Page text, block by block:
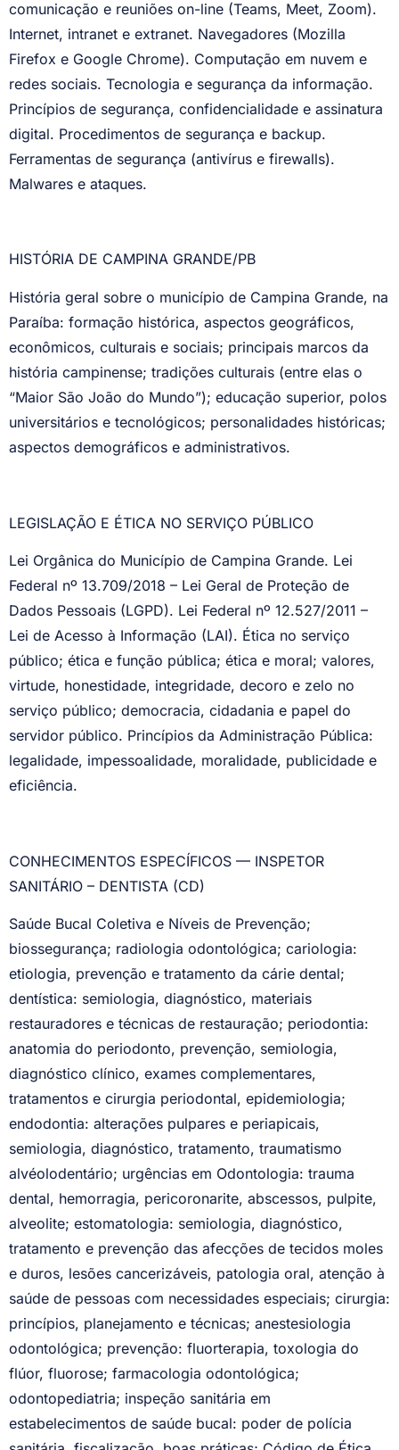
comunicação e reuniões on-line (Teams, Meet, Zoom).
Internet, intranet e extranet. Navegadores (Mozilla
Firefox e Google Chrome). Computação em nuvem e
redes sociais. Tecnologia e segurança da informação.
Princípios de segurança, confidencialidade e assinatura
digital. Procedimentos de segurança e backup.
Ferramentas de segurança (antivírus e firewalls).
Malwares e ataques.
HISTÓRIA DE CAMPINA GRANDE/PB
História geral sobre o município de Campina Grande, na
Paraíba: formação histórica, aspectos geográficos,
econômicos, culturais e sociais; principais marcos da
história campinense; tradições culturais (entre elas o
“Maior São João do Mundo”); educação superior, polos
universitários e tecnológicos; personalidades históricas;
aspectos demográficos e administrativos.
LEGISLAÇÃO E ÉTICA NO SERVIÇO PÚBLICO
Lei Orgânica do Município de Campina Grande. Lei
Federal nº 13.709/2018 – Lei Geral de Proteção de
Dados Pessoais (LGPD). Lei Federal nº 12.527/2011 –
Lei de Acesso à Informação (LAI). Ética no serviço
público; ética e função pública; ética e moral; valores,
virtude, honestidade, integridade, decoro e zelo no
serviço público; democracia, cidadania e papel do
servidor público. Princípios da Administração Pública:
legalidade, impessoalidade, moralidade, publicidade e
eficiência.
CONHECIMENTOS ESPECÍFICOS — INSPETOR
SANITÁRIO – DENTISTA (CD)
Saúde Bucal Coletiva e Níveis de Prevenção;
biossegurança; radiologia odontológica; cariologia:
etiologia, prevenção e tratamento da cárie dental;
dentística: semiologia, diagnóstico, materiais
restauradores e técnicas de restauração; periodontia:
anatomia do periodonto, prevenção, semiologia,
diagnóstico clínico, exames complementares,
tratamentos e cirurgia periodontal, epidemiologia;
endodontia: alterações pulpares e periapicais,
semiologia, diagnóstico, tratamento, traumatismo
alvéolodentário; urgências em Odontologia: trauma
dental, hemorragia, pericoronarite, abscessos, pulpite,
alveolite; estomatologia: semiologia, diagnóstico,
tratamento e prevenção das afecções de tecidos moles
e duros, lesões cancerizáveis, patologia oral, atenção à
saúde de pessoas com necessidades especiais; cirurgia:
princípios, planejamento e técnicas; anestesiologia
odontológica; prevenção: fluorterapia, toxologia do
flúor, fluorose; farmacologia odontológica;
odontopediatria; inspeção sanitária em
estabelecimentos de saúde bucal: poder de polícia